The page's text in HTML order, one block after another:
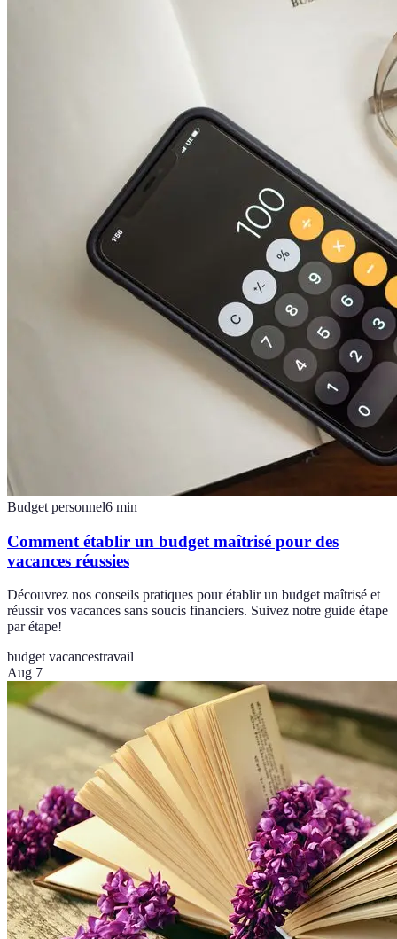
Budget personnel6 min
Comment établir un budget maîtrisé pour des
vacances réussies
Découvrez nos conseils pratiques pour établir un budget maîtrisé et
réussir vos vacances sans soucis financiers. Suivez notre guide étape
par étape!
budget vacancestravail
Aug 7